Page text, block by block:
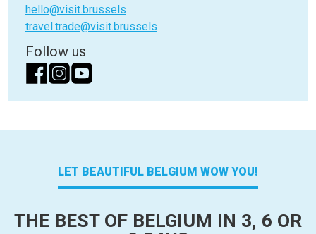
hello@visit.brussels
travel.trade@visit.brussels
Follow us
LET BEAUTIFUL BELGIUM WOW YOU!
THE BEST OF BELGIUM IN 3, 6 OR